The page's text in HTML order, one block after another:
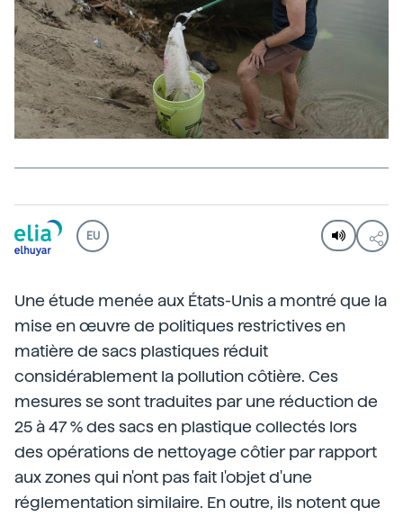
EU
Une étude menée aux États-Unis a montré que la
mise en œuvre de politiques restrictives en
matière de sacs plastiques réduit
considérablement la pollution côtière. Ces
mesures se sont traduites par une réduction de
25 à 47 % des sacs en plastique collectés lors
des opérations de nettoyage côtier par rapport
aux zones qui n'ont pas fait l'objet d'une
réglementation similaire. En outre, ils notent que